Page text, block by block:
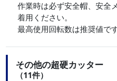
作業時は必ず安全帽、安全
着用ください。
最高使用回転数は推奨値です
その他の超硬カッター
（11件）